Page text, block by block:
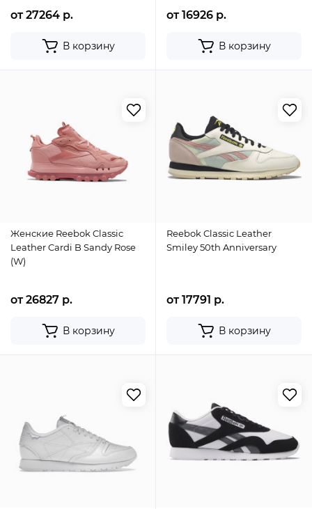
от 27264 р.
В корзину
от 16926 р.
В корзину
Женские Reebok Classic
Leather Cardi B Sandy Rose
(W)
от 26827 р.
В корзину
Reebok Classic Leather
Smiley 50th Anniversary
от 17791 р.
В корзину